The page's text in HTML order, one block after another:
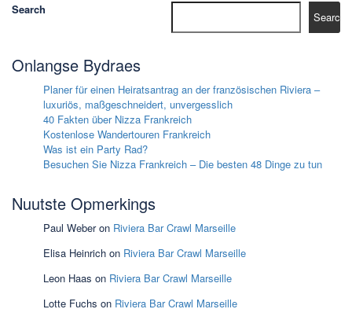
Search
Search
Onlangse Bydraes
Planer für einen Heiratsantrag an der französischen Riviera –
luxuriös, maßgeschneidert, unvergesslich
40 Fakten über Nizza Frankreich
Kostenlose Wandertouren Frankreich
Was ist ein Party Rad?
Besuchen Sie Nizza Frankreich – Die besten 48 Dinge zu tun
Nuutste Opmerkings
Paul Weberon Riviera Bar Crawl Marseille
Elisa Heinrich on Riviera Bar Crawl Marseille
Leon Haas on Riviera Bar Crawl Marseille
Lotte Fuchs on Riviera Bar Crawl Marseille